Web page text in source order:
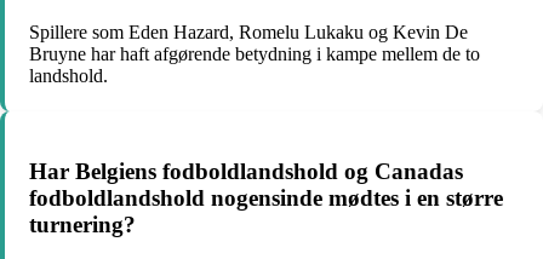
Spillere som Eden Hazard, Romelu Lukaku og Kevin De
Bruyne har haft afgørende betydning i kampe mellem de to
landshold.
Har Belgiens fodboldlandshold og Canadas
fodboldlandshold nogensinde mødtes i en større
turnering?